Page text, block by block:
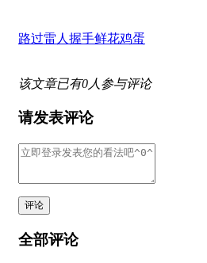
路过雷人握手鲜花鸡蛋
该文章已有0人参与评论
请发表评论
评论
全部评论